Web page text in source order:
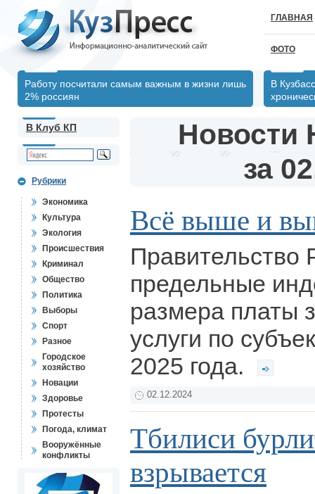
ГЛАВНАЯ
ФОТО
Работу посчитали самым важным в жизни лишь
2% россиян
В
В Клуб КП
Рубрики
Экономика
Культура
Экология
Происшествия
Криминал
Общество
Политика
Выборы
Спорт
Разное
Городское
хозяйство
Новации
Здоровье
Протесты
Погода, климат
Вооружённые
конфликты
Новости
за
Всё выше и
Правительство
предельные
размера платы
услуги по
2025 года.
02.12.2024
Тбилиси
взрывается